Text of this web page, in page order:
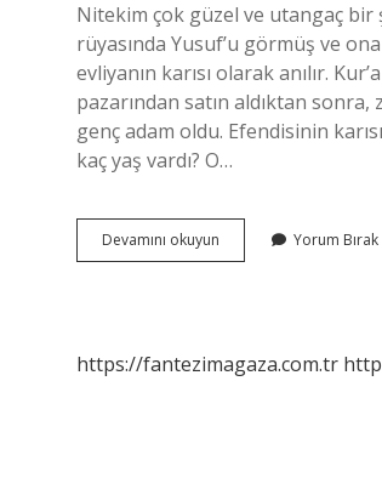
Nitekim çok güzel ve utangaç bir
rüyasında Yusuf’u görmüş ve
evliyanın karısı olarak anılır.
pazarından satın aldıktan
genç adam oldu. Efendisinin
kaç yaş vardı? O…
Devamını okuyun Züleyha
Kime
Yorum Bırak
https://fantezimagaza.com.tr